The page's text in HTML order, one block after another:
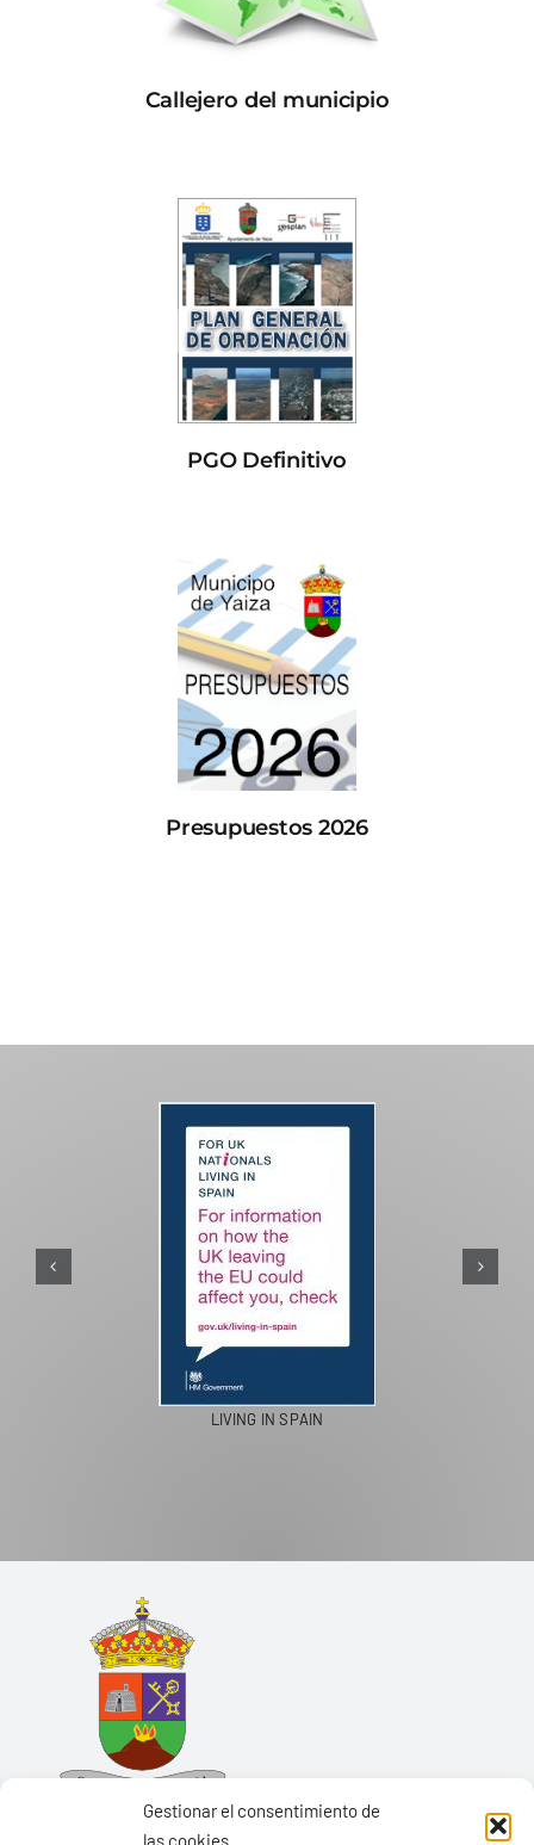
Gestionar el consentimiento de
las cookies
Callejero del municipio
PGO Definitivo
Presupuestos 2026
LIVING IN SPAIN